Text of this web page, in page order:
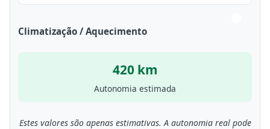
Climatização / Aquecimento
420 km
Autonomia estimada
Estes valores são apenas estimativas. A autonomia real pode